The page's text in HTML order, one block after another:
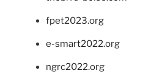
fpet2023.org
e-smart2022.org
ngrc2022.org